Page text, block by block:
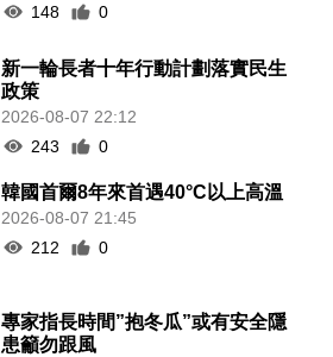
148
0
新一輪長者十年行動計劃落實民生
政策
2026-08-07 22:12
243
0
韓國首爾8年來首遇40°C以上高溫
2026-08-07 21:45
212
0
專家指長時間”抱冬瓜”或有安全隱
患籲勿跟風